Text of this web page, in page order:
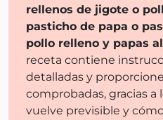
rellenos de jigote o
pasticho de papa o
pollo relleno y papas
receta contiene
detalladas y
comprobadas, gracias a
vuelve previsible y